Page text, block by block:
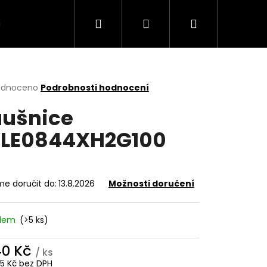
Hledat PřihlášeníNákupní
Podrobnosti hodnocení
doručit do: 13.8.2026 Možnosti doručení
(>5 ks)
Kč / ks
Kč bez DPH